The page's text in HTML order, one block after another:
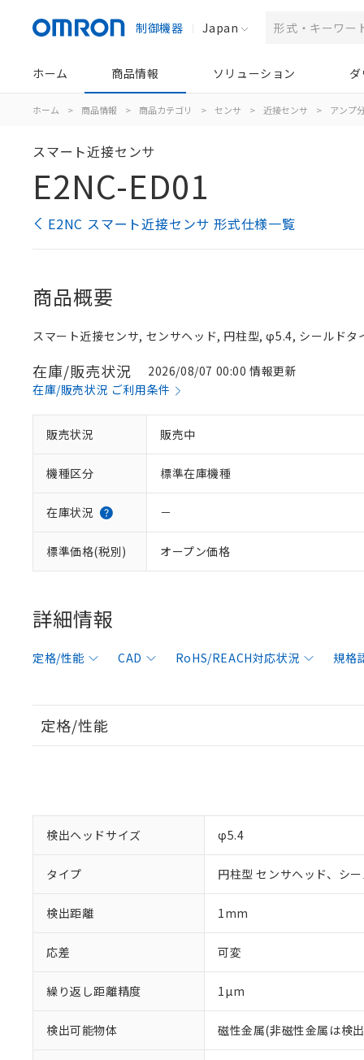
制御機器 Japan
ホーム 商品情報 ソリューション
ホーム > 商品情報 > 商品カテゴリ > センサ > 近接センサ > アンプ
スマート近接センサ
E2NC-ED01
E2NC スマート近接センサ 形式仕様一覧
商品概要
スマート近接センサ, センサヘッド, 円柱型, φ5.4, シールド
在庫/販売状況
2026/08/07 00:00 情報更新
在庫/販売状況 ご利用条件
販売状況 販売中
機種区分 標準在庫機種
在庫状況 －
標準価格(税別) オープン価格
詳細情報
定格/性能 CAD RoHS/REACH対応状況 規格
定格/性能
検出ヘッドサイズ φ5.4
タイプ 円柱型 センサヘッド、シ
検出距離 1mm
応差 可変
繰り返し距離精度 1µm
検出可能物体 磁性金属(非磁性金属は検
対応済み：EU
対応予定：EU